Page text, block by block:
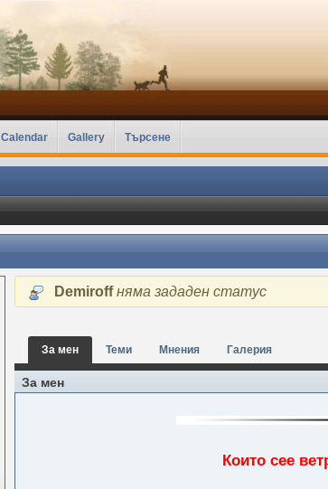
Calendar Gallery Търсене
Demiroff няма зададен статус
За мен Теми Мнения Галерия
За мен
Които сее